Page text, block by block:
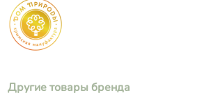
Другие товары бренда